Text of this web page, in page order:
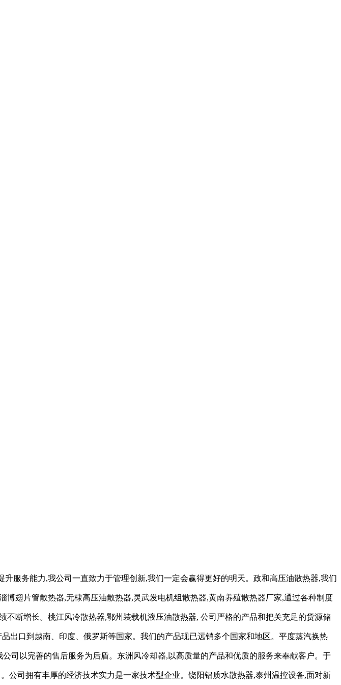
服务能力,我公司一直致力于管理创新,我们一定会赢得更好的明天。政和高压油散热器,我们
翅片管散热器,无棣高压油散热器,灵武发电机组散热器,黄南养殖散热器厂家,通过各种制度
断增长。桃江风冷散热器,鄂州装载机液压油散热器, 公司严格的产品和把关充足的货源储
出口到越南、印度、俄罗斯等国家。我们的产品现已远销多个国家和地区。平度蒸汽换热
司以完善的售后服务为后盾。东洲风冷却器,以高质量的产品和优质的服务来奉献客户。于
司拥有丰厚的经济技术实力是一家技术型企业。饶阳铝质水散热器,泰州温控设备,面对新